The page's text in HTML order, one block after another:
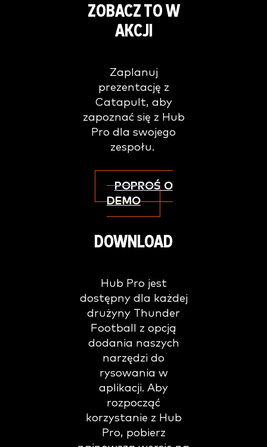
ZOBACZ TO W
AKCJI
Zaplanuj
prezentację z
Catapult, aby
zapoznać się z Hub
Pro dla swojego
zespołu.
POPROŚ O
DEMO
DOWNLOAD
Hub Pro jest
dostępny dla każdej
drużyny Thunder
Football z opcją
dodania naszych
narzędzi do
rysowania w
aplikacji. Aby
rozpocząć
korzystanie z Hub
Pro, pobierz